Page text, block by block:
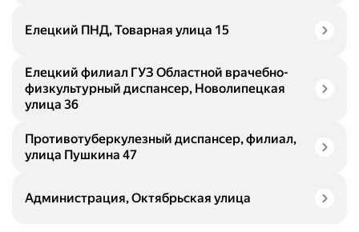
Елецкий ПНД, Товарная улица 15
Елецкий филиал ГУЗ Областной врачебно-
физкультурный диспансер, Новолипецкая
улица 36
Противотуберкулезный диспансер, филиал,
улица Пушкина 47
Администрация, Октябрьская улица